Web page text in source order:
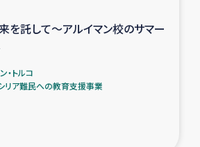
のシリア難民への教育支援事業
リア難民・レバノン人への農業支援
ルーツの市民との共生
を託して～アルイマン校のサマー
・トルコ
リア難民への教育支援事業